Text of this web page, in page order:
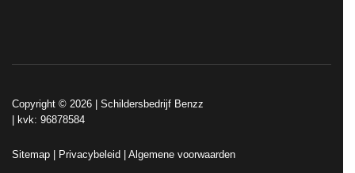
Copyright © 2026 | Schildersbedrijf Benzz
| kvk: 96878584
Sitemap Privacybeleid Algemene voorwaarden